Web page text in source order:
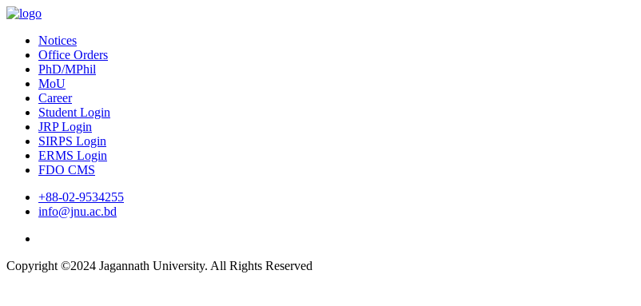
Notices
Office Orders
PhD/MPhil
MoU
Career
Student Login
JRP Login
SIRPS Login
ERMS Login
FDO CMS
+88-02-9534255
info@jnu.ac.bd
Copyright ©2024 Jagannath University. All Rights Reserved